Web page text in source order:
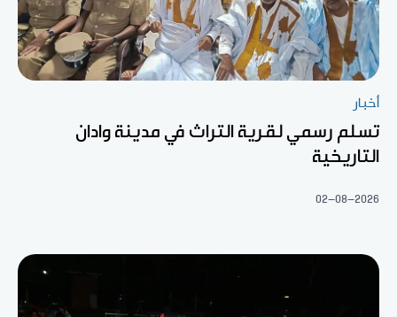
أخبار
تسلم رسمي لقرية التراث في مدينة وادان
التاريخية
02-08-2026